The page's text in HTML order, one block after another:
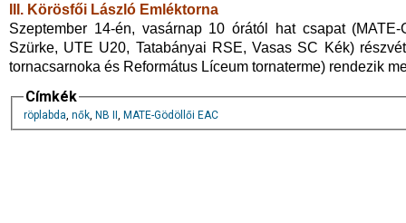
III. Körösfői László Emléktorna
Szeptember 14-én, vasárnap 10 órától hat csapat
Szürke, UTE U20, Tatabányai RSE, Vasas SC Kék)
tornacsarnoka és Református Líceum tornaterme) rendezik
Címkék
röplabda, nők, NB II , MATE-Gödöllői EAC